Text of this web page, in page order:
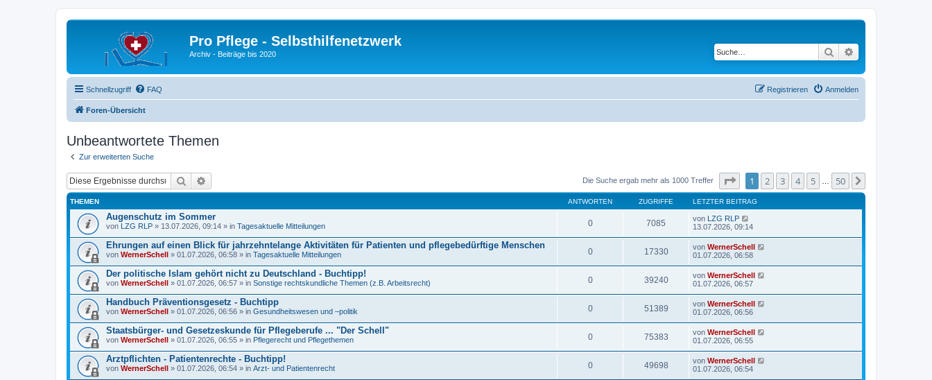
Pro Pflege - Selbsthilfenetzwerk
Archiv - Beiträge bis 2020 Suche
Schnellzugriff FAQ Anmelden
Registrieren
Foren-Übersicht
Unbeantwortete Themen
Zur erweiterten Suche
Suche Die Suche ergab mehr als 1000 Treffer Seite von50
1 2 3 4 5 50
THEMEN ANTWORTEN ZUGRIFFE LETZTER BEITRAG
Augenschutz im Sommer
von LZG RLP » 13.07.2026, 09:14 » in Tagesaktuelle Mitteilungen 0 7085 von LZG RLP
13.07.2026, 09:14
Ehrungen auf einen Blick für jahrzehntelange Aktivitäten für Patienten und pflegebedürftige Menschen
von WernerSchell » 01.07.2026, 06:58 » in Tagesaktuelle Mitteilungen 0 17330 von WernerSchell
01.07.2026, 06:58
Der politische Islam gehört nicht zu Deutschland - Buchtipp!
von WernerSchell » 01.07.2026, 06:57 » in Sonstige rechtskundliche Themen (z.B. Arbeitsrecht) 0 39240 von WernerSchell
01.07.2026, 06:57
Handbuch Präventionsgesetz - Buchtipp
von WernerSchell » 01.07.2026, 06:56 » in Gesundheitswesen und –politik 0 51389 von WernerSchell
01.07.2026, 06:56
Staatsbürger- und Gesetzeskunde für Pflegeberufe ... "Der Schell"
von WernerSchell » 01.07.2026, 06:55 » in Pflegerecht und Pflegethemen 0 75383 von WernerSchell
01.07.2026, 06:55
Arztpflichten - Patientenrechte - Buchtipp!
von WernerSchell » 01.07.2026, 06:54 » in Arzt- und Patientenrecht 0 49698 von WernerSchell
01.07.2026, 06:54